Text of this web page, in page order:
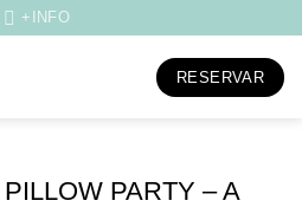
+INFO
RESERVAR
PARTY – A